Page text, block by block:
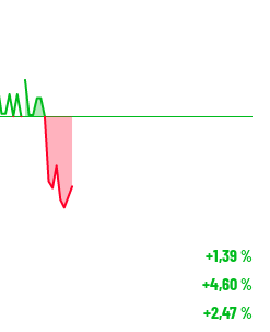
+1,39%
+4,60%
+2,47%